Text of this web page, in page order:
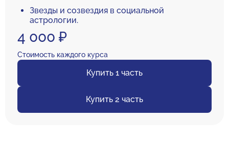
Звезды и созвездия в социальной
астрологии.
4 000 ₽
Стоимость каждого курса
Купить 1 часть
Купить 2 часть